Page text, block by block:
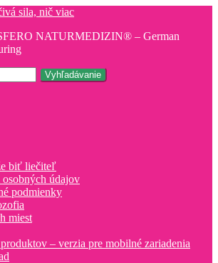
sila, nič viac
NATURMEDIZIN® – German
Vyhľadávanie
biť liečiteľ
osobných údajov
podmienky
miest
– verzia pre mobilné zariadenia